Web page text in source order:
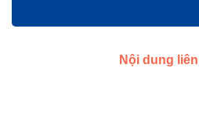
Nội dung